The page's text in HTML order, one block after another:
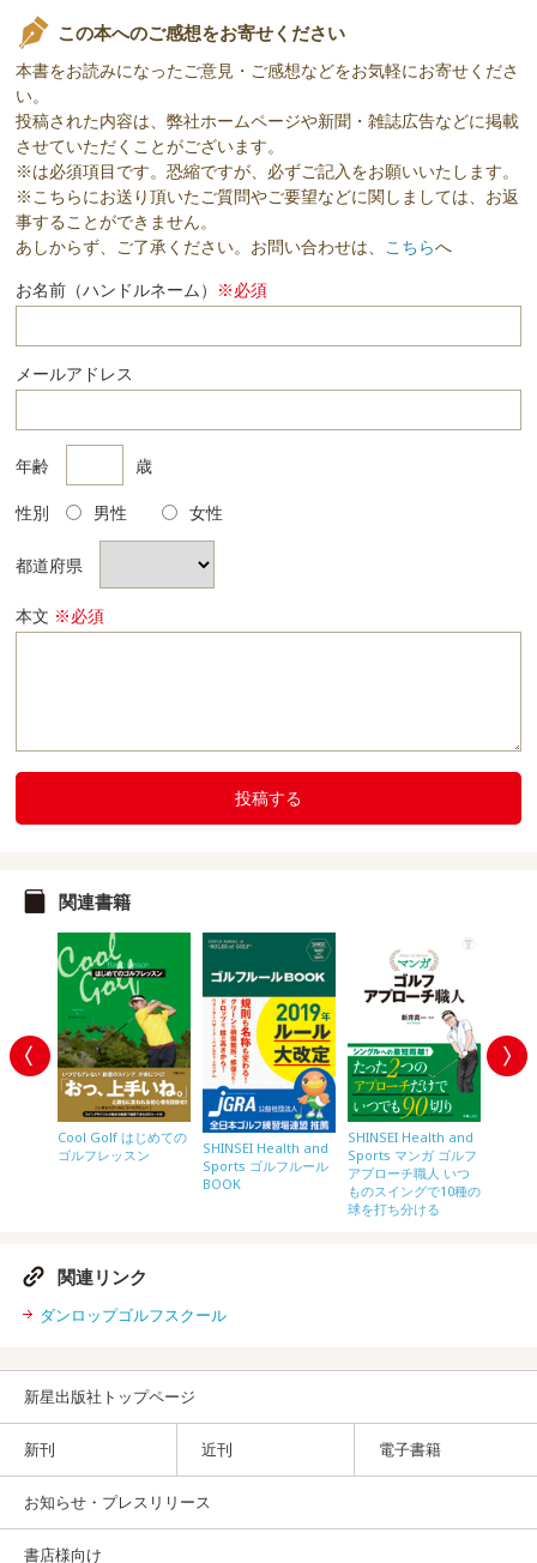
この本へのご感想をお寄せください
本書をお読みになったご意見・ご感想などをお気軽にお寄せくださ
い。
投稿された内容は、弊社ホームページや新聞・雑誌広告などに掲載
させていただくことがございます。
※は必須項目です。恐縮ですが、必ずご記入をお願いいたします。
※こちらにお送り頂いたご質問やご要望などに関しましては、お返
事することができません。
あしからず、ご了承ください。お問い合わせは、 こちらへ
お名前（ハンドルネーム） ※必須
メールアドレス
年齢 歳
性別 男性 女性
都道府県
本文 ※必須
投稿する
関連書籍
Cool Golf はじめての
ゴルフレッスン
SHINSEI Health and
Sports ゴルフルール
BOOK
SHINSEI Health and
Sports マンガ ゴルフ
アプローチ職人 いつ
ものスイングで10種の
球を打ち分ける
関連リンク
ダンロップゴルフスクール
新星出版社トップページ
新刊 近刊 電子書籍
お知らせ・プレスリリース
書店様向け